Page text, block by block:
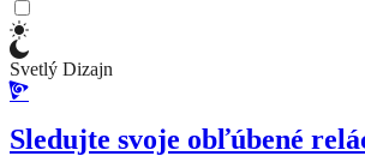
Svetlý Dizajn
Sledujte svoje obľúbené